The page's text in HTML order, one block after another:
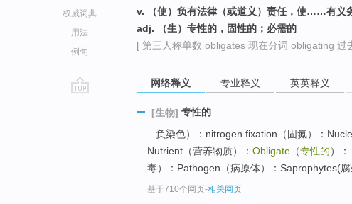
权威词典
用法
例句
v. （使）负有法律（或道义）责任，使……有义
adj. （生）专性的，固性的；必需的
[ 第三人称单数 obligates 现在分词 obligating
网络释义 专业释义 英英释义
[生物] 专性的
...负染色）：nitrogen fixation（固氮）：
Nutrient（营养物质）： Obligate （专性的）
毒）：Pathogen（病原体）：Saprophytes(
基于710个网页-相关网页